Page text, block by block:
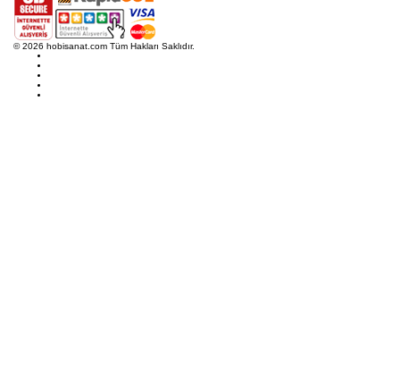
© 2026 hobisanat.com Tüm Hakları Saklıdır.